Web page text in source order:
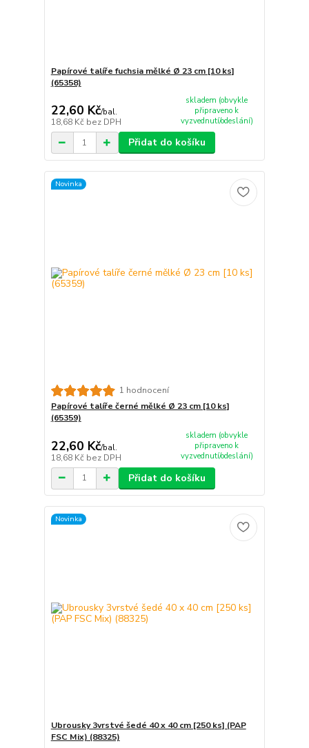
Papírové talíře fuchsia mělké Ø 23 cm [10 ks]
(65358)
22,60 Kč/bal.
18,68 Kč bez DPH
skladem (obvykle
připraveno k
vyzvednutí/odeslání)
Přidat do košíku
Novinka
1 hodnocení
Papírové talíře černé mělké Ø 23 cm [10 ks]
(65359)
22,60 Kč/bal.
18,68 Kč bez DPH
skladem (obvykle
připraveno k
vyzvednutí/odeslání)
Přidat do košíku
Novinka
Ubrousky 3vrstvé šedé 40 x 40 cm [250 ks] (PAP
FSC Mix) (88325)